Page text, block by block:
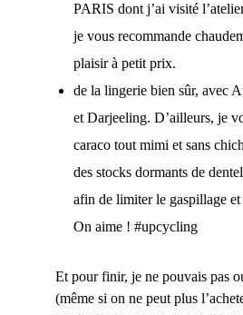
PARIS dont j’ai visité
je vous recommande
plaisir à petit prix.
de la lingerie bien sûr, avec
et Darjeeling. D’ailleurs, je
caraco tout mimi et sans
des stocks dormants de
afin de limiter le gaspillage
On aime ! #upcycling
Et pour finir, je ne pouvais pas
(même si on ne peut plus